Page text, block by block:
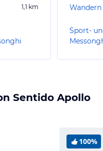
1,1 km
Sport-
Sentido Apollo
100%